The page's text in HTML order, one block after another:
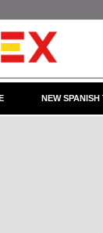
NEW SPANISH